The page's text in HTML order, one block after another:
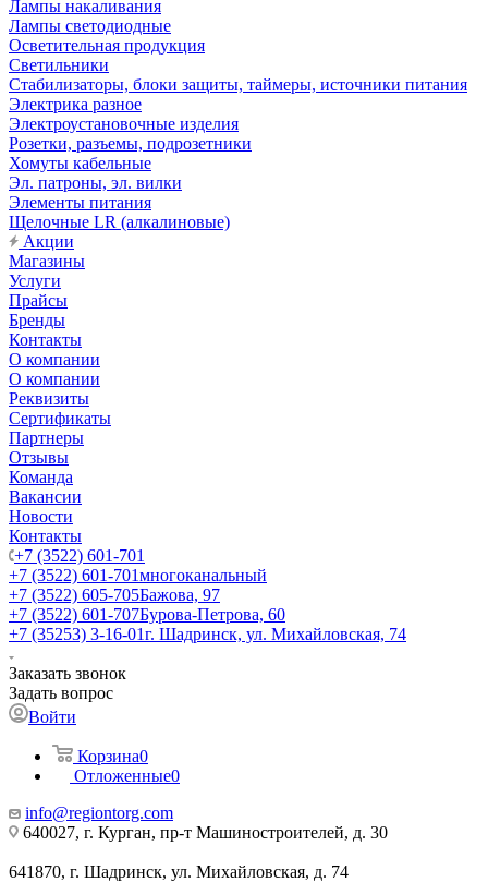
Лампы накаливания
Лампы светодиодные
Осветительная продукция
Светильники
Стабилизаторы, блоки защиты, таймеры, источники питания
Электрика разное
Электроустановочные изделия
Розетки, разъемы, подрозетники
Хомуты кабельные
Эл. патроны, эл. вилки
Элементы питания
Щелочные LR (алкалиновые)
Акции
Магазины
Услуги
Прайсы
Бренды
Контакты
О компании
О компании
Реквизиты
Сертификаты
Партнеры
Отзывы
Команда
Вакансии
Новости
Контакты
+7 (3522) 601-701
+7 (3522) 601-701многоканальный
+7 (3522) 605-705Бажова, 97
+7 (3522) 601-707Бурова-Петрова, 60
+7 (35253) 3-16-01г. Шадринск, ул. Михайловская, 74
Заказать звонок
Задать вопрос
Войти
Корзина0
Отложенные0
info@regiontorg.com
640027, г. Курган, пр-т Машиностроителей, д. 30
641870, г. Шадринск, ул. Михайловская, д. 74